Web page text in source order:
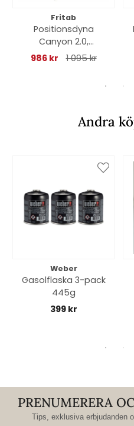
Fritab
Positionsdyna
Canyon 2.0,
nackkudde (tjock) -
986 kr 1 095 kr
Andra
Weber
Gasolflaska 3-pack
445g
399 kr
PRENUMERERA
Tips, exklusiva erbjudanden